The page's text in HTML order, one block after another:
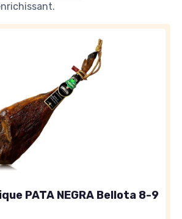
PATA NEGRA Bellota 8-9